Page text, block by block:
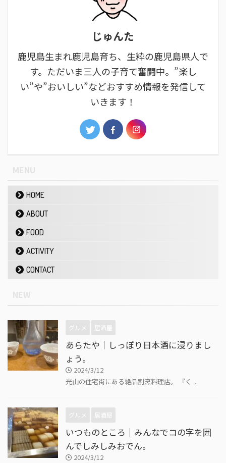
じゅんた
鹿児島生まれ鹿児島育ち、生粋の鹿児島県人で
す。ただいま三人の子育て奮闘中。”楽し
い”や”おいしい”などおすすめ情報を発信して
いきます！
HOME
ABOUT
FOOD
ACTIVITY
CONTACT
グルメ 居酒屋
あらたや｜しっぽり日本酒に浸りまし
ょう。
2024/3/12
光山の住宅街にある絶品割烹料理店。 『く ...
グルメ 居酒屋
いつものところ｜みんなでコの字を囲
んでしみしみおでん。
2024/3/12